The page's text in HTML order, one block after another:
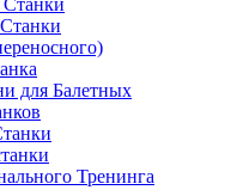
для Балетных
Тренинга